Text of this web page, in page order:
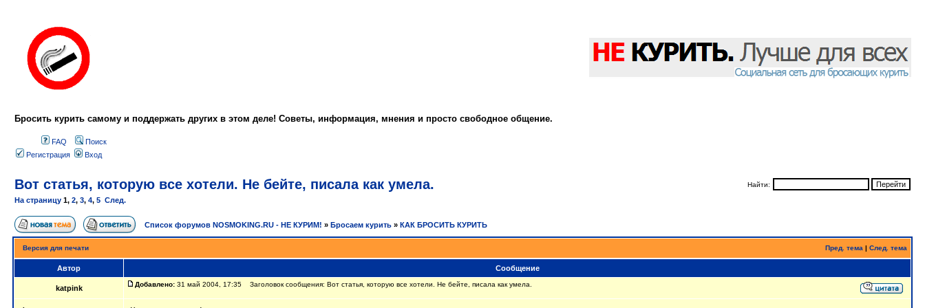
Бросить курить самому и поддержать других в этом деле! Советы, информация, мнения и просто свободное общение.
FAQ
Поиск
Регистрация
Вход
Вот статья, которую все хотели. Не бейте, писала как умела.
На страницу 1, 2, 3, 4, 5 След.
Найти:
Список форумов NOSMOKING.RU - НЕ КУРИМ! » Бросаем курить » КАК БРОСИТЬ КУРИТЬ
Версия для печати Пред. тема | След. тема
Автор Сообщение
katpink Добавлено: 31 май 2004, 17:35 Заголовок сообщения: Вот статья, которую все хотели. Не бейте, писала как умела.